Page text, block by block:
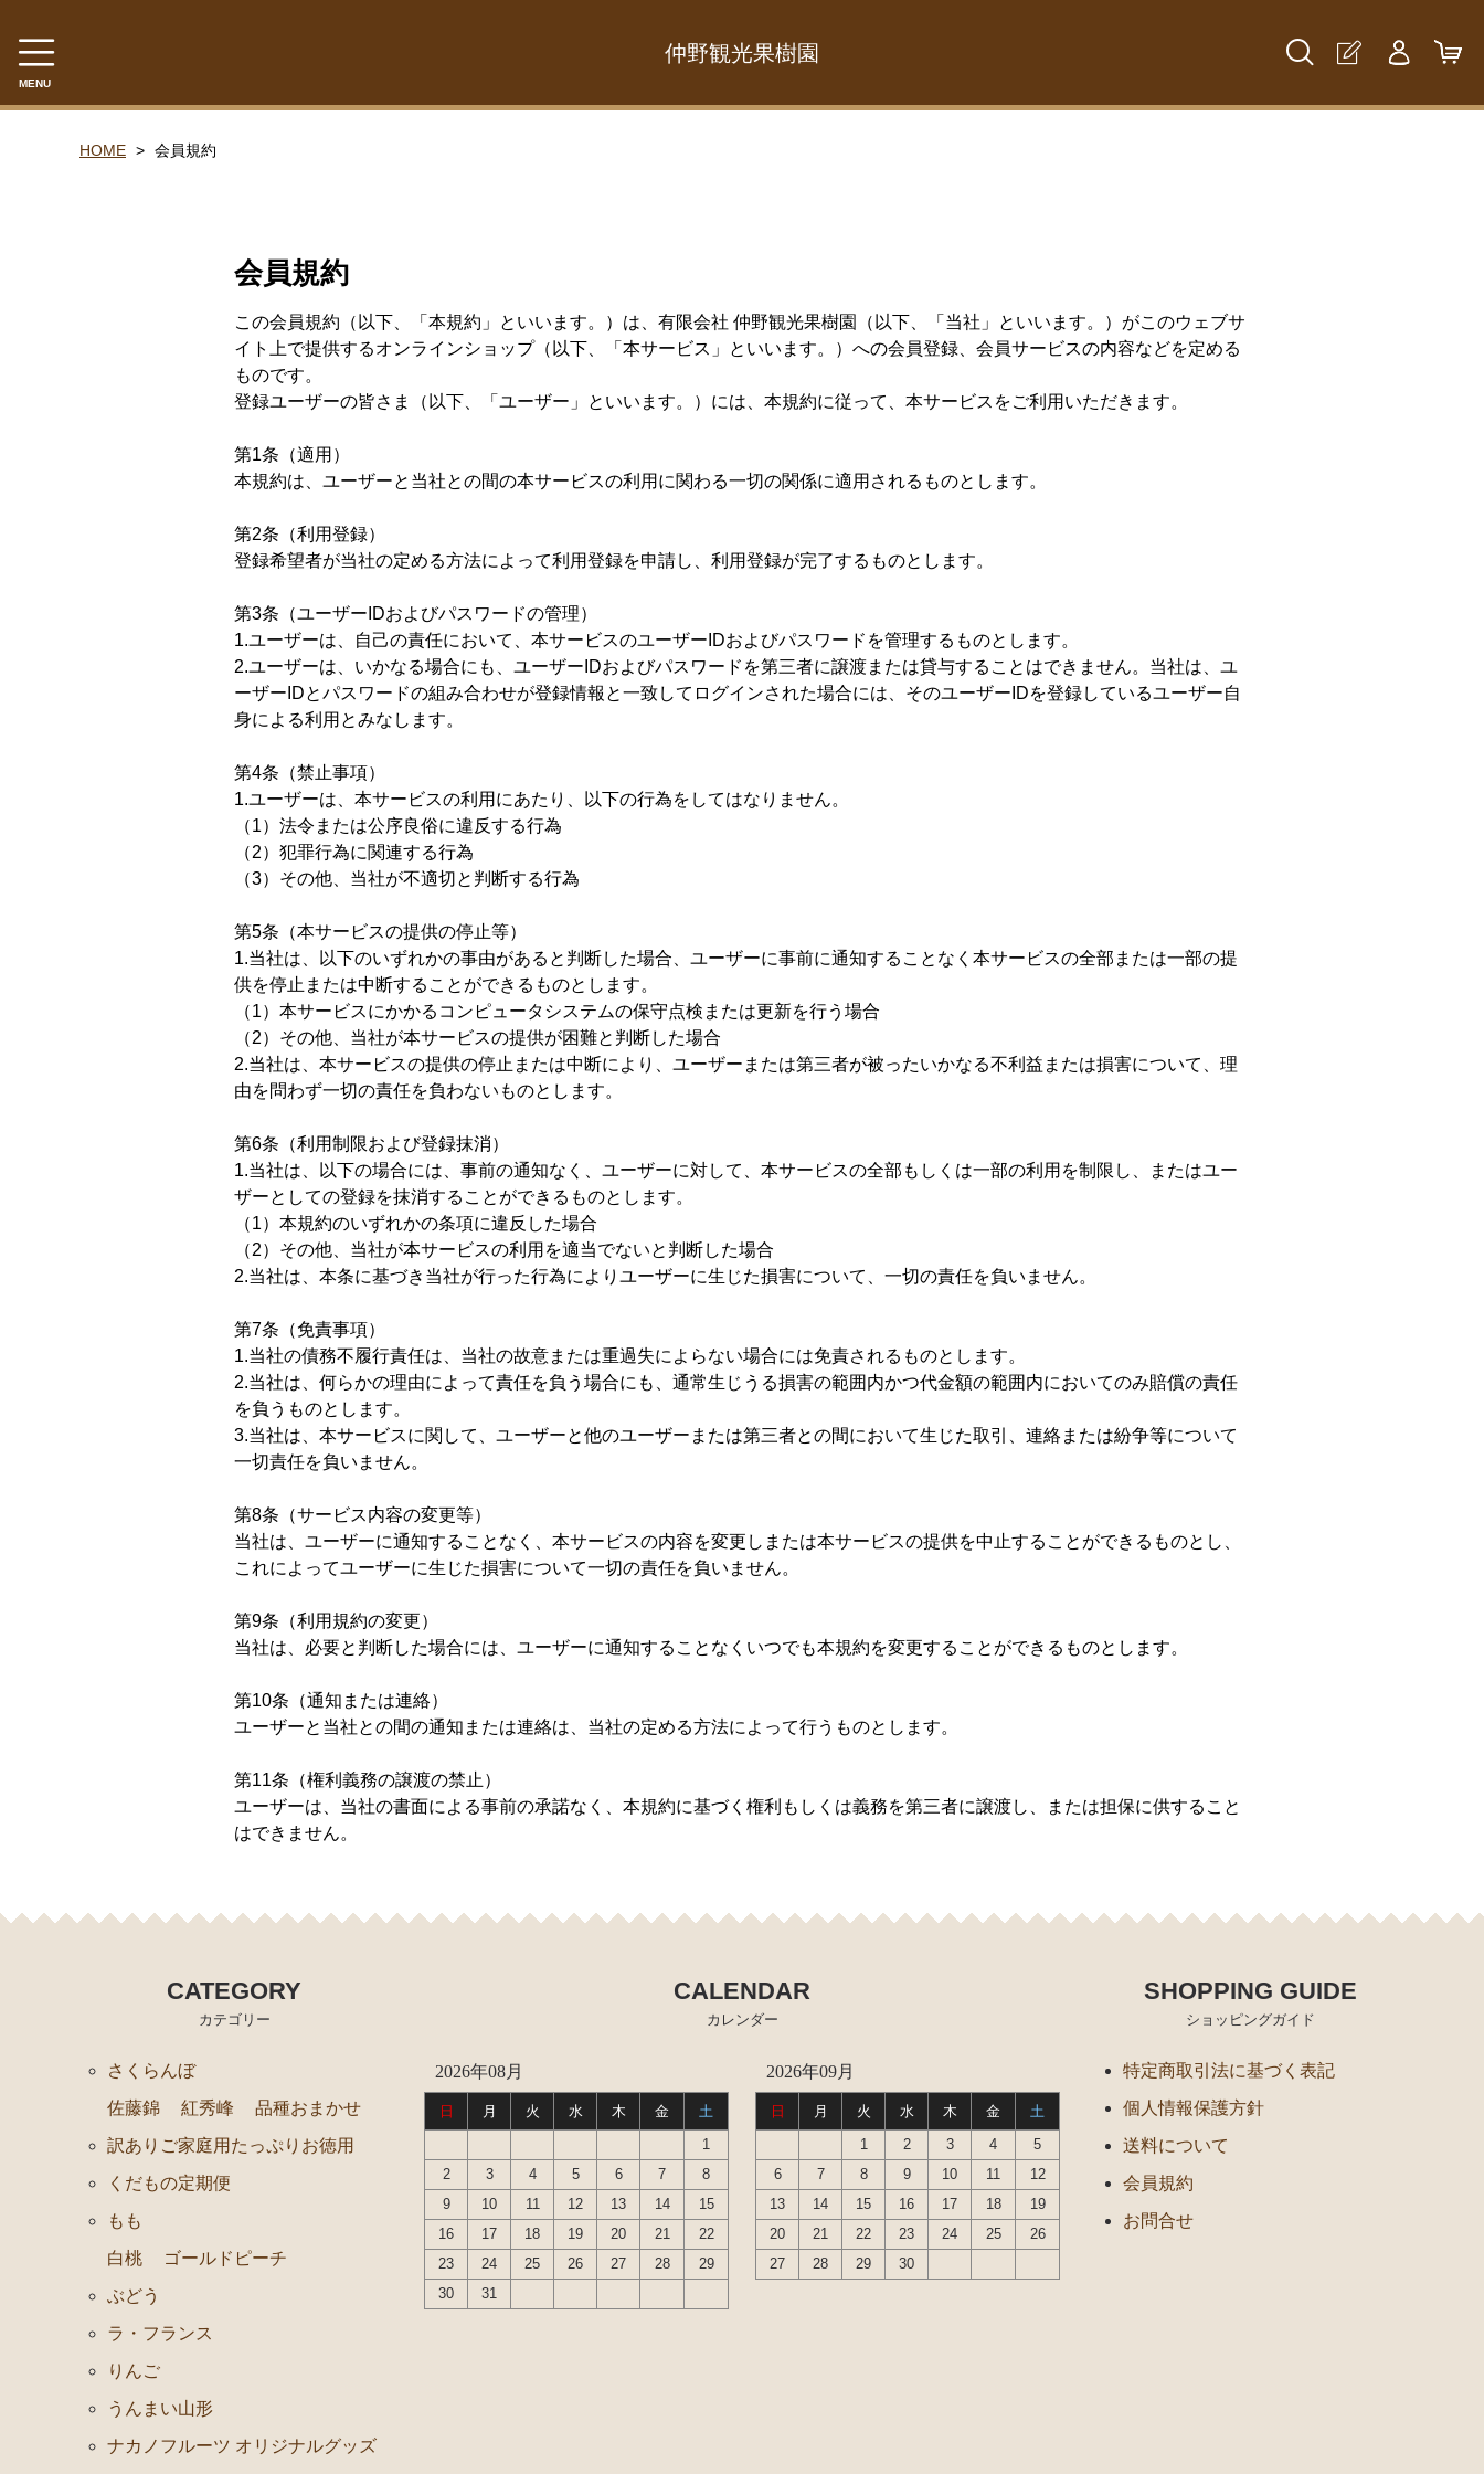
MENU
仲野観光果樹園
訳ありご家庭用たっぷりお徳用
HOME 会員規約
会員規約
この会員規約（以下、「本規約」といいます。）は、有限会社 仲野観光果樹園（以下、「当社」といいます。）がこのウェブサ
イト上で提供するオンラインショップ（以下、「本サービス」といいます。）への会員登録、会員サービスの内容などを定める
ものです。
登録ユーザーの皆さま（以下、「ユーザー」といいます。）には、本規約に従って、本サービスをご利用いただきます。
第1条（適用）
本規約は、ユーザーと当社との間の本サービスの利用に関わる一切の関係に適用されるものとします。
第2条（利用登録）
登録希望者が当社の定める方法によって利用登録を申請し、利用登録が完了するものとします。
第3条（ユーザーIDおよびパスワードの管理）
1.ユーザーは、自己の責任において、本サービスのユーザーIDおよびパスワードを管理するものとします。
2.ユーザーは、いかなる場合にも、ユーザーIDおよびパスワードを第三者に譲渡または貸与することはできません。当社は、ユ
ーザーIDとパスワードの組み合わせが登録情報と一致してログインされた場合には、そのユーザーIDを登録しているユーザー自
身による利用とみなします。
第4条（禁止事項）
1.ユーザーは、本サービスの利用にあたり、以下の行為をしてはなりません。
（1）法令または公序良俗に違反する行為
（2）犯罪行為に関連する行為
（3）その他、当社が不適切と判断する行為
第5条（本サービスの提供の停止等）
1.当社は、以下のいずれかの事由があると判断した場合、ユーザーに事前に通知することなく本サービスの全部または一部の提
供を停止または中断することができるものとします。
（1）本サービスにかかるコンピュータシステムの保守点検または更新を行う場合
（2）その他、当社が本サービスの提供が困難と判断した場合
2.当社は、本サービスの提供の停止または中断により、ユーザーまたは第三者が被ったいかなる不利益または損害について、理
由を問わず一切の責任を負わないものとします。
第6条（利用制限および登録抹消）
1.当社は、以下の場合には、事前の通知なく、ユーザーに対して、本サービスの全部もしくは一部の利用を制限し、またはユー
ザーとしての登録を抹消することができるものとします。
（1）本規約のいずれかの条項に違反した場合
（2）その他、当社が本サービスの利用を適当でないと判断した場合
2.当社は、本条に基づき当社が行った行為によりユーザーに生じた損害について、一切の責任を負いません。
第7条（免責事項）
1.当社の債務不履行責任は、当社の故意または重過失によらない場合には免責されるものとします。
2.当社は、何らかの理由によって責任を負う場合にも、通常生じうる損害の範囲内かつ代金額の範囲内においてのみ賠償の責任
を負うものとします。
3.当社は、本サービスに関して、ユーザーと他のユーザーまたは第三者との間において生じた取引、連絡または紛争等について
一切責任を負いません。
第8条（サービス内容の変更等）
当社は、ユーザーに通知することなく、本サービスの内容を変更しまたは本サービスの提供を中止することができるものとし、
これによってユーザーに生じた損害について一切の責任を負いません。
第9条（利用規約の変更）
当社は、必要と判断した場合には、ユーザーに通知することなくいつでも本規約を変更することができるものとします。
第10条（通知または連絡）
ユーザーと当社との間の通知または連絡は、当社の定める方法によって行うものとします。
第11条（権利義務の譲渡の禁止）
ユーザーは、当社の書面による事前の承諾なく、本規約に基づく権利もしくは義務を第三者に譲渡し、または担保に供すること
はできません。
CATEGORY
カテゴリー
さくらんぼ
佐藤錦
紅秀峰
品種おまかせ
訳ありご家庭用たっぷりお徳用
くだもの定期便
もも
白桃
ゴールドピーチ
ぶどう
ラ・フランス
りんご
うんまい山形
ナカノフルーツ オリジナルグッズ
CALENDAR
カレンダー
2026年08月
日 月 火 水 木 金
土
1
2
3 4 5 6 7
8
9
10 11 12 13 14
15
16
17 18 19 20 21
22
23
24 25 26 27 28
29
30
31
2026年09月
日 月 火 水 木 金
土
1
2 3 4
5
6
7 8 9 10 11
12
13
14 15 16 17 18
19
20
21 22 23 24 25
26
27
28 29 30
SHOPPING GUIDE
ショッピングガイド
特定商取引法に基づく表記
個人情報保護方針
送料について
会員規約
お問合せ